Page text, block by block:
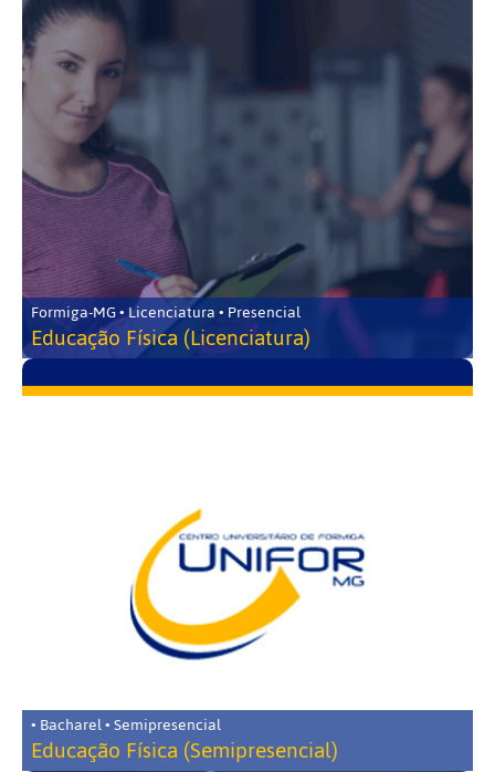
Formiga-MG • Licenciatura • Presencial
Educação Física (Licenciatura)
• Bacharel • Semipresencial
Educação Física (Semipresencial)